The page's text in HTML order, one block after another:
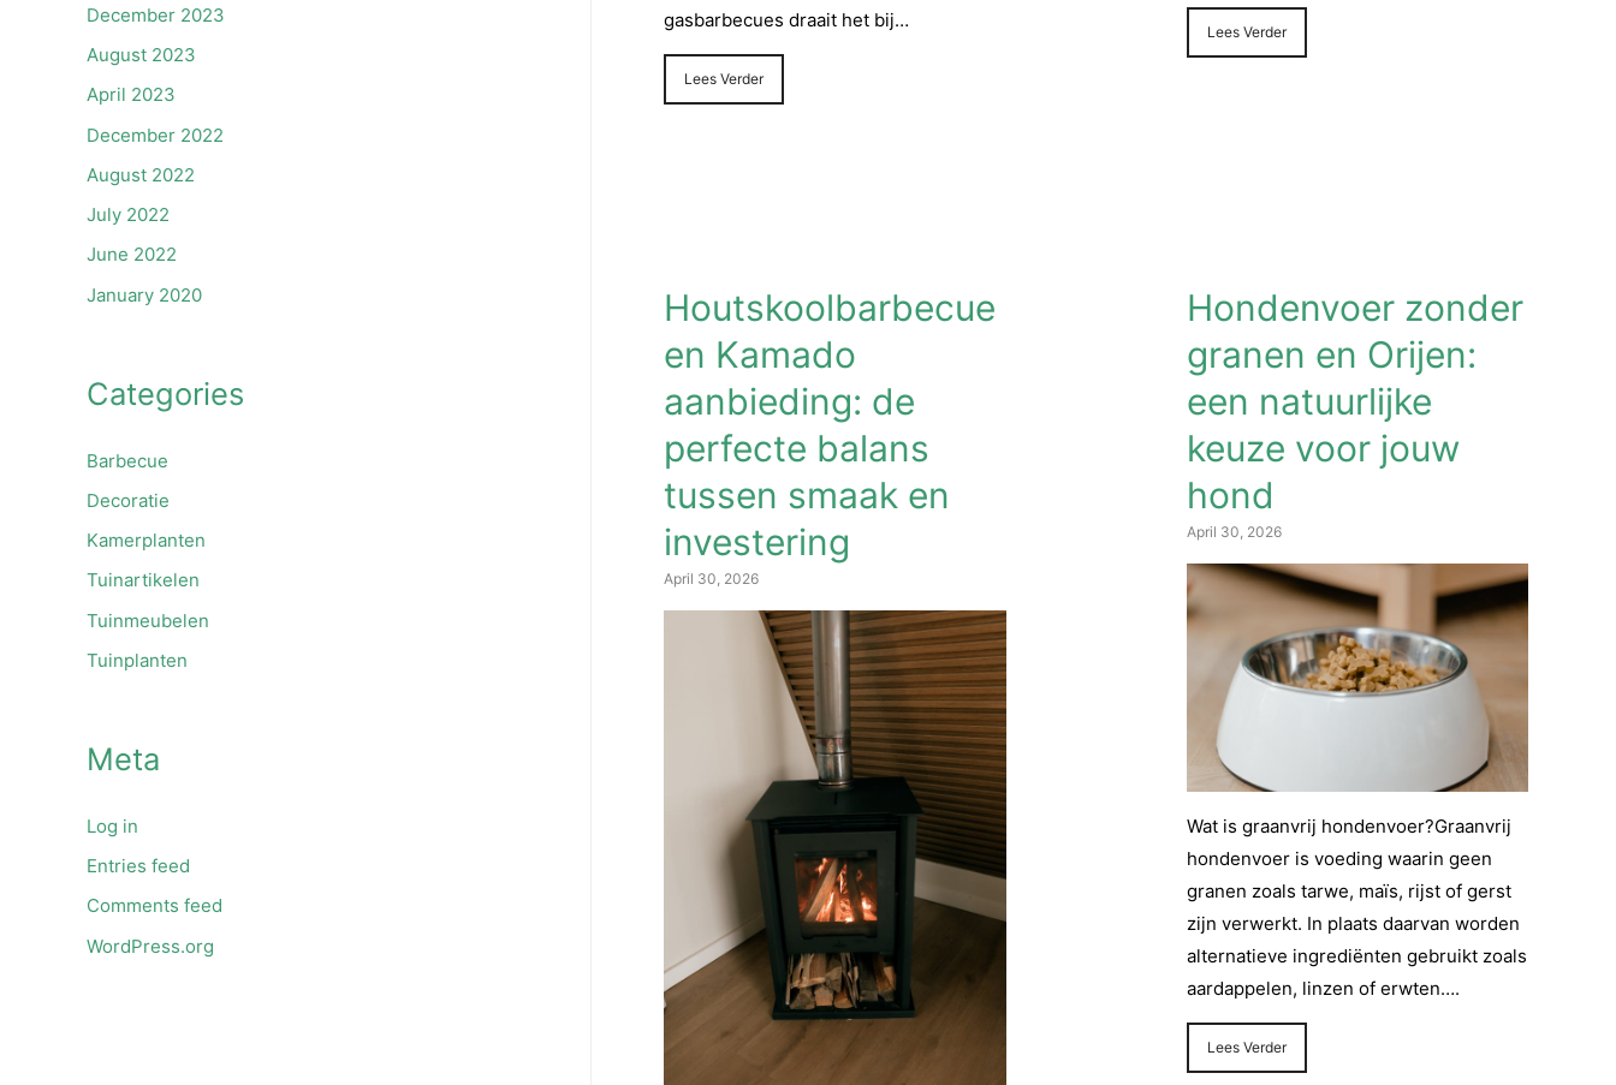
December 2023
August 2023
April 2023
December 2022
August 2022
July 2022
June 2022
January 2020
Categories
Barbecue
Decoratie
Kamerplanten
Tuinartikelen
Tuinmeubelen
Tuinplanten
Meta
Log in
Entries feed
Comments feed
WordPress.org
gasbarbecues draait het bij…
Lees Verder
Lees Verder
Houtskoolbarbecue
en Kamado
aanbieding: de
perfecte balans
tussen smaak en
investering
April 30, 2026
Hondenvoer zonder
granen en Orijen:
een natuurlijke
keuze voor jouw
hond
April 30, 2026
Wat is graanvrij hondenvoer?Graanvrij
hondenvoer is voeding waarin geen
granen zoals tarwe, maïs, rijst of gerst
zijn verwerkt. In plaats daarvan worden
alternatieve ingrediënten gebruikt zoals
aardappelen, linzen of erwten….
Lees Verder